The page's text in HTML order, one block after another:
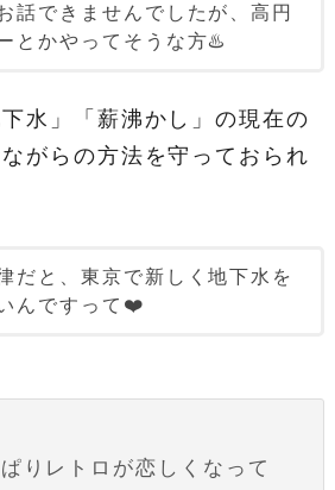
話できませんでしたが、高円
とかやってそうな方♨️
水」「薪沸かし」の現在の
がらの方法を守っておられ
だと、東京で新しく地下水を
んですって❤️
りレトロが恋しくなって